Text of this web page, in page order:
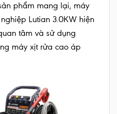
phẩm mang lại, máy
Lutian 3.0KW hiện
tâm và sử dụng
máy xịt rửa cao áp